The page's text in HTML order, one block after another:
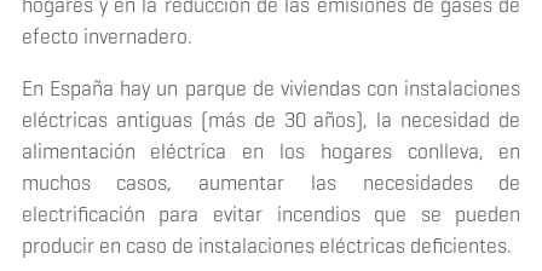
efecto invernadero.
En España hay un parque de viviendas con instalaciones
eléctricas antiguas (más de 30 años), la necesidad de
alimentación eléctrica en los hogares conlleva, en
muchos casos, aumentar las necesidades de
electrificación para evitar incendios que se pueden
producir en caso de instalaciones eléctricas deficientes.